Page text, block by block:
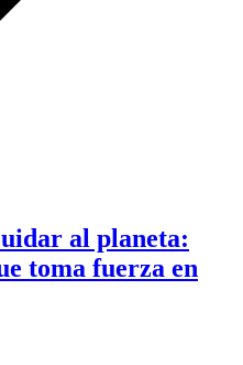
al planeta:
toma fuerza en